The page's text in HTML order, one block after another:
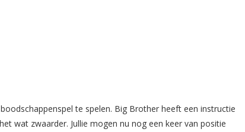
te spelen. Big Brother heeft een instructie
wat zwaarder. Jullie mogen nu nog een keer van positie